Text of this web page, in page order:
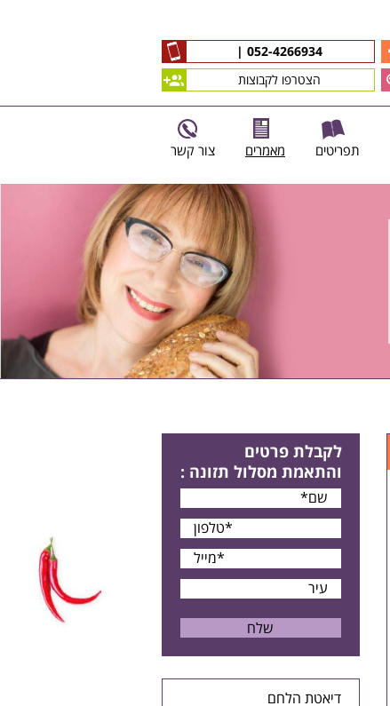
052-4266934
|
הצטרפו לקבוצות
תפריטים מאמרים צור קשר
לקבלת פרטים
והתאמת מסלול תזונה :
דיאטת הלחם